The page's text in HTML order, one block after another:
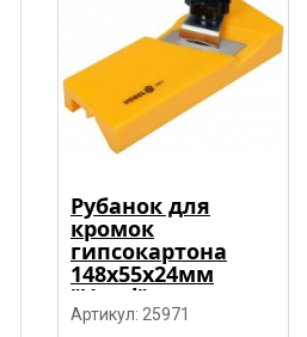
Рубанок для
кромок
гипсокартона
148x55x24мм
"Vorel"
Артикул: 25971